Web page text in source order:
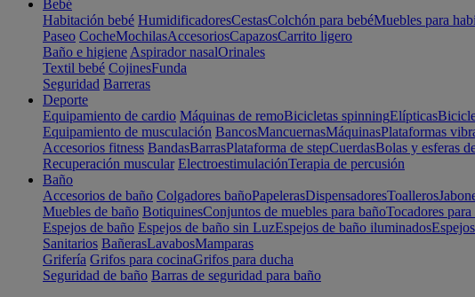
Bebé
Habitación bebé HumidificadoresCestasColchón para bebéMuebles para
Paseo CocheMochilasAccesoriosCapazosCarrito ligero
Baño e higiene Aspirador nasalOrinales
Textil bebé CojinesFunda
Seguridad Barreras
Deporte
Equipamiento de cardio Máquinas de remoBicicletas spinningElípticas
Equipamiento de musculación BancosMancuernasMáquinasPlataformas
Accesorios fitness BandasBarrasPlataforma de stepCuerdasBolas y esferas
Recuperación muscular ElectroestimulaciónTerapia de percusión
Baño
Accesorios de baño Colgadores bañoPapelerasDispensadoresToalleros
Muebles de baño BotiquinesConjuntos de muebles para bañoTocadores para
Espejos de baño Espejos de baño sin LuzEspejos de baño iluminados
Sanitarios BañerasLavabosMamparas
Grifería Grifos para cocinaGrifos para ducha
Seguridad de baño Barras de seguridad para baño